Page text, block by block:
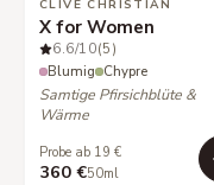
CLIVE CHRISTIAN
X for Women
6.6/10(5)
Blumig Chypre
Samtige Pfirsichblüte &
Wärme
Probe ab 19 €
360 €50ml